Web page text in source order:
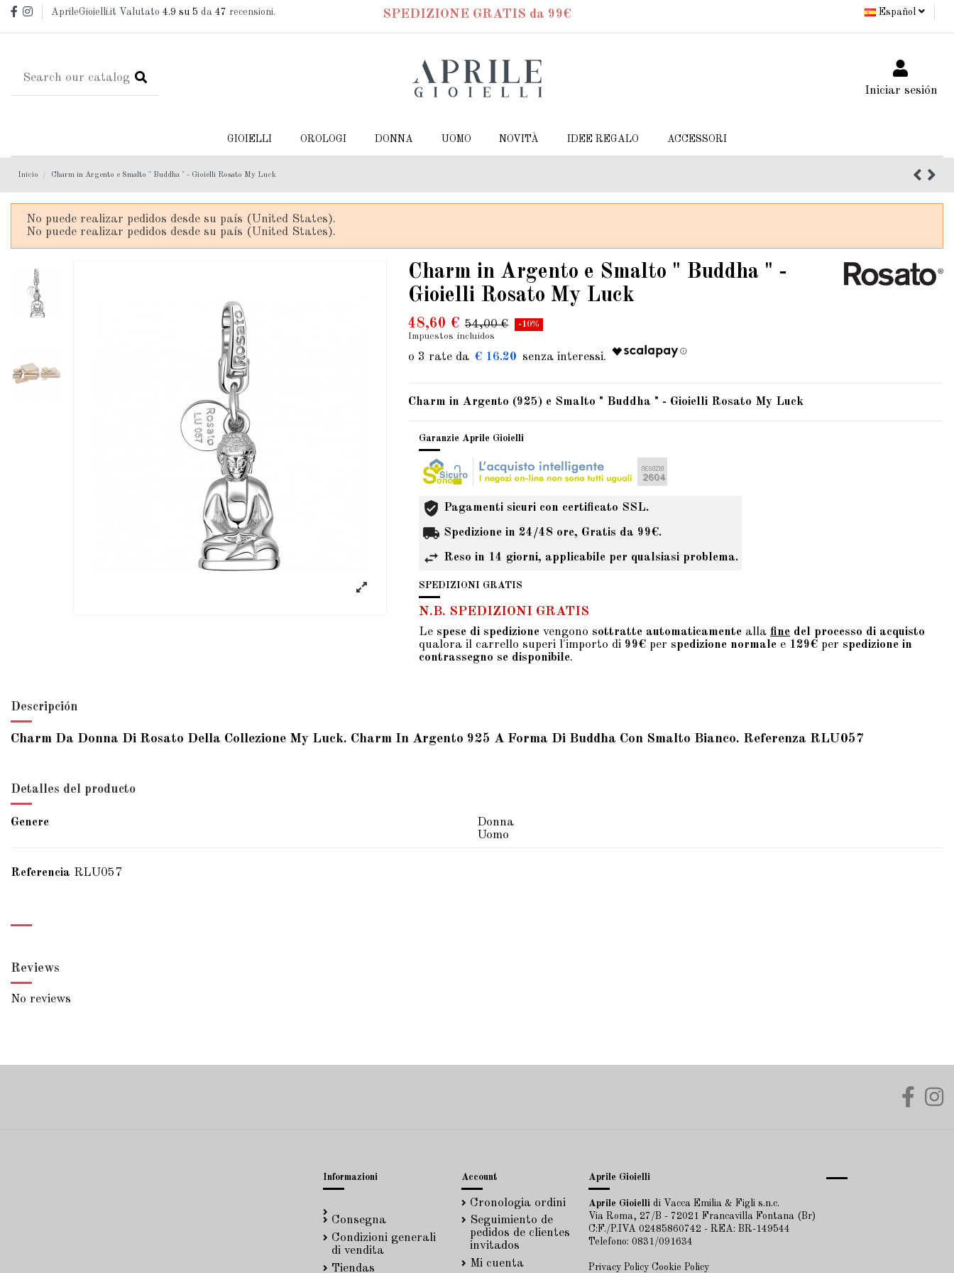
AprileGioielli.it Valutato4.9 su 5 da47 recensioni. SPEDIZIONE GRATIS da 99€ Español
Iniciar sesión
GIOIELLI OROLOGI DONNA UOMO NOVITÀ IDEE REGALO ACCESSORI
Inicio Charm in Argento e Smalto " Buddha " - Gioielli Rosato My Luck
No puede realizar pedidos desde su país (United States).
No puede realizar pedidos desde su país (United States).
Charm in Argento e Smalto " Buddha " -
Gioielli Rosato My Luck
48,60 € 54,00 €
-10%
Impuestos incluidos
€ 16.20
Charm in Argento (925) e Smalto " Buddha " - Gioielli Rosato My Luck
Garanzie Aprile Gioielli
Pagamenti sicuri con certificato SSL.
Spedizione in 24/48 ore, Gratis da 99€.
Reso in 14 giorni, applicabile per qualsiasi problema.
SPEDIZIONI GRATIS
N.B. SPEDIZIONI GRATIS
Le spese di spedizione vengono sottratte automaticamente alla fine del processo di acquisto
qualora il carrello superi l'importo di 99€ per spedizione normale e 129€ per spedizione in
contrassegno se disponibile.
Descripción
Charm Da Donna Di Rosato Della Collezione My Luck. Charm In Argento 925 A Forma Di Buddha Con Smalto Bianco. Referenza RLU057
Detalles del producto
Genere
Donna
Uomo
Referencia RLU057
Reviews
No reviews
Informazioni
Consegna
Condizioni generali
di vendita
Tiendas
Account
Cronologia ordini
Seguimiento de
pedidos de clientes
invitados
Mi cuenta
Aprile Gioielli
Aprile Gioielli di Vacca Emilia & Figli s.n.c.
Via Roma, 27/B - 72021 Francavilla Fontana (Br)
C:F./P.IVA 02485860742 - REA: BR-149544
Telefono: 0831/091634
Privacy Policy Cookie Policy